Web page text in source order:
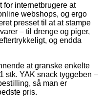
for internetbrugere at
webshops, og ergo
presset til at at stampe
– til drenge og piger,
og endda
at granske enkelte
stk. YAK snack tyggeben –
så man er
pris.